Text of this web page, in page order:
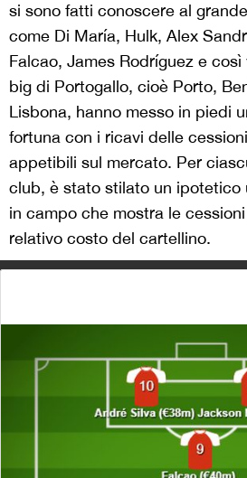
si sono fatti conoscere al
come Di María, Hulk, Alex
Falcao, James Rodríguez e
big di Portogallo, cioè Porto,
Lisbona, hanno messo in piedi
fortuna con i ricavi delle
appetibili sul mercato. Per
club, è stato stilato un ipotetico
in campo che mostra le
relativo costo del cartellino.